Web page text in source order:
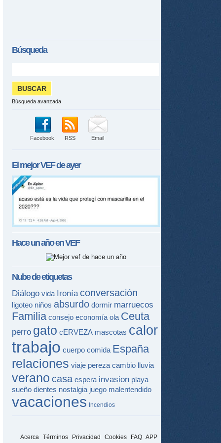
Búsqueda
Búsqueda avanzada
Facebook RSS Email
El mejorVEFde ayer
Hace un año enVEF
Nube de etiquetas
Diálogo vida Ironía conversación
ligoteo niños absurdo dormir marruecos
Familia consejo economía ola Ceuta
perro gato cERVEZA mascotas calor
trabajo cuerpo comida España
relaciones viaje pereza cambio lluvia
verano casa espera invasion playa
sueño dientes nostalgia juego malentendido
vacaciones Incendios
Acerca Términos Privacidad Cookies FAQ APP